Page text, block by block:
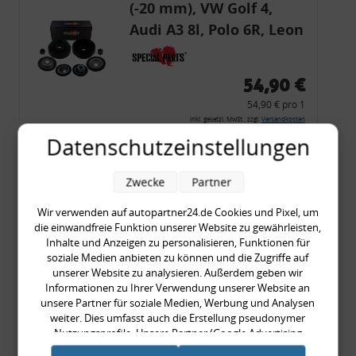
(-20 mm), VW Golf 4,
Audi A3 8l, Polo 6R, Leon
54,90 €
54,90 € pro 1
inkl. gesetzl. MwSt., zzgl. Versandkosten
Merkzettel
Zum Artikel
Rückleuchtenband mit
Blinker, rot, US-Ecken,
Audi 80 Cabrio, Typ 89,
OE-Nr.: 8G0945225 +
8G0945225C
999,99 €
Datenschutzeinstellungen
Wir verwenden auf autopartner24.de Cookies und Pixel, um
die einwandfreie Funktion unserer Website zu gewährleisten,
Inhalte und Anzeigen zu personalisieren, Funktionen für
soziale Medien anbieten zu können und die Zugriffe auf
unserer Website zu analysieren. Außerdem geben wir
Informationen zu Ihrer Verwendung unserer Website an
unsere Partner für soziale Medien, Werbung und Analysen
weiter. Dies umfasst auch die Erstellung pseudonymer
Nutzungsprofile. Unsere Partner (Google Advertising
Products) führen diese Informationen möglicherweise mit
Zwecke Partner